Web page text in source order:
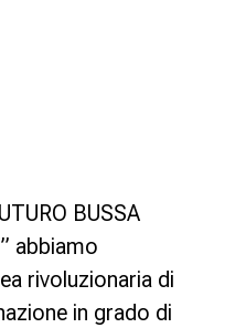
BUSSA
” abbiamo
rivoluzionaria di
in grado di